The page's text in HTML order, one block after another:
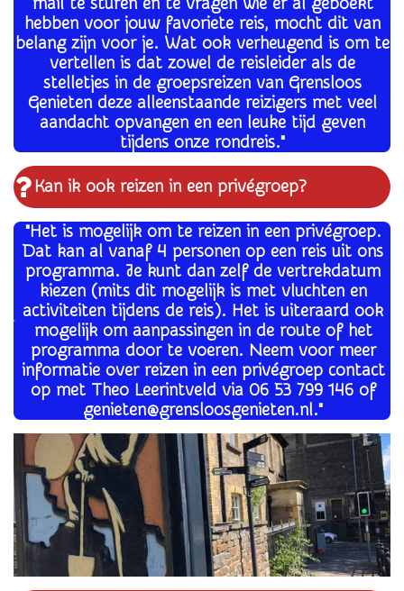
hebben voor jouw favoriete reis, mocht dit van
belang zijn voor je. Wat ook verheugend is om te
vertellen is dat zowel de reisleider als de
stelletjes in de groepsreizen van Grensloos
Genieten deze alleenstaande reizigers met veel
aandacht opvangen en een leuke tijd geven
tijdens onze rondreis."
Kan ik ook reizen in een privégroep?
"Het is mogelijk om te reizen in een privégroep.
Dat kan al vanaf 4 personen op een reis uit ons
programma. Je kunt dan zelf de vertrekdatum
kiezen (mits dit mogelijk is met vluchten en
activiteiten tijdens de reis). Het is uiteraard ook
mogelijk om aanpassingen in de route of het
programma door te voeren. Neem voor meer
informatie over reizen in een privégroep contact
op met Theo Leerintveld via 06 53 799 146 of
genieten@grensloosgenieten.nl."